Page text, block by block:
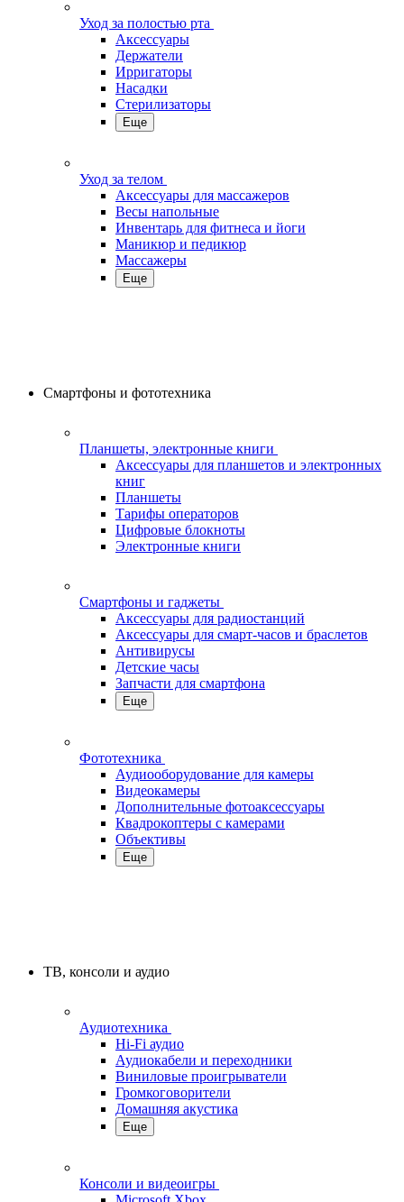
Уход за полостью рта
Аксессуары
Держатели
Ирригаторы
Насадки
Стерилизаторы
Еще
Уход за телом
Аксессуары для массажеров
Весы напольные
Инвентарь для фитнеса и йоги
Маникюр и педикюр
Массажеры
Еще
Смартфоны и фототехника
Планшеты, электронные книги
Аксессуары для планшетов и электронных
книг
Планшеты
Тарифы операторов
Цифровые блокноты
Электронные книги
Смартфоны и гаджеты
Аксессуары для радиостанций
Аксессуары для смарт-часов и браслетов
Антивирусы
Детские часы
Запчасти для смартфона
Еще
Фототехника
Аудиооборудование для камеры
Видеокамеры
Дополнительные фотоаксессуары
Квадрокоптеры с камерами
Объективы
Еще
ТВ, консоли и аудио
Аудиотехника
Hi-Fi аудио
Аудиокабели и переходники
Виниловые проигрыватели
Громкоговорители
Домашняя акустика
Еще
Консоли и видеоигры